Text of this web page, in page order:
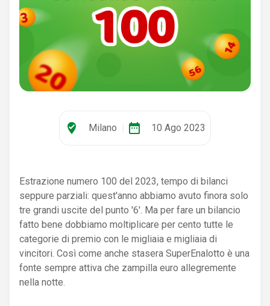
where_to_vote Milano date_range 10 Ago 2023
Estrazione numero 100 del 2023, tempo di bilanci
seppure parziali: quest'anno abbiamo avuto finora solo
tre grandi uscite del punto '6'. Ma per fare un bilancio
fatto bene dobbiamo moltiplicare per cento tutte le
categorie di premio con le migliaia e migliaia di
vincitori. Così come anche stasera SuperEnalotto è una
fonte sempre attiva che zampilla euro allegremente
nella notte.